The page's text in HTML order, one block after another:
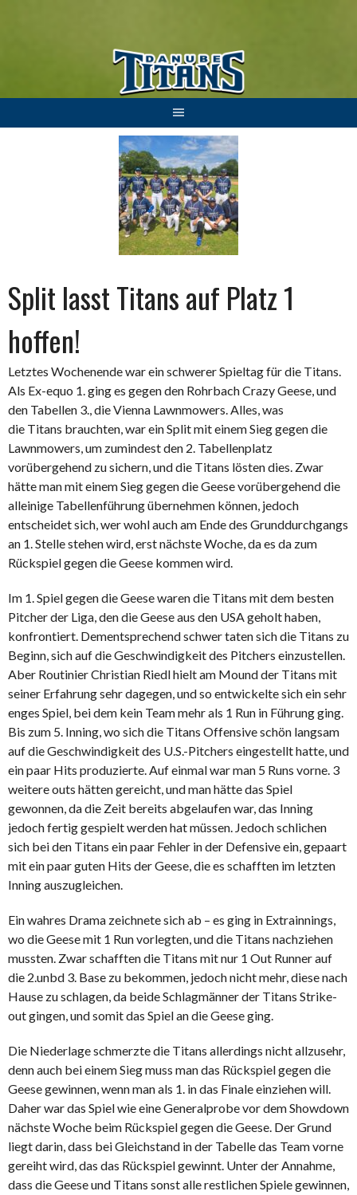
Split lasst Titans auf Platz 1
hoffen!
Letztes Wochenende war ein schwerer Spieltag für die Titans.
Als Ex-equo 1. ging es gegen den Rohrbach Crazy Geese, und
den Tabellen 3., die Vienna Lawnmowers. Alles, was
die Titans brauchten, war ein Split mit einem Sieg gegen die
Lawnmowers, um zumindest den 2. Tabellenplatz
vorübergehend zu sichern, und die Titans lösten dies. Zwar
hätte man mit einem Sieg gegen die Geese vorübergehend die
alleinige Tabellenführung übernehmen können, jedoch
entscheidet sich, wer wohl auch am Ende des Grunddurchgangs
an 1. Stelle stehen wird, erst nächste Woche, da es da zum
Rückspiel gegen die Geese kommen wird.
Im 1. Spiel gegen die Geese waren die Titans mit dem besten
Pitcher der Liga, den die Geese aus den USA geholt haben,
konfrontiert. Dementsprechend schwer taten sich die Titans zu
Beginn, sich auf die Geschwindigkeit des Pitchers einzustellen.
Aber Routinier Christian Riedl hielt am Mound der Titans mit
seiner Erfahrung sehr dagegen, und so entwickelte sich ein sehr
enges Spiel, bei dem kein Team mehr als 1 Run in Führung ging.
Bis zum 5. Inning, wo sich die Titans Offensive schön langsam
auf die Geschwindigkeit des U.S.-Pitchers eingestellt hatte, und
ein paar Hits produzierte. Auf einmal war man 5 Runs vorne. 3
weitere outs hätten gereicht, und man hätte das Spiel
gewonnen, da die Zeit bereits abgelaufen war, das Inning
jedoch fertig gespielt werden hat müssen. Jedoch schlichen
sich bei den Titans ein paar Fehler in der Defensive ein, gepaart
mit ein paar guten Hits der Geese, die es schafften im letzten
Inning auszugleichen.
Ein wahres Drama zeichnete sich ab – es ging in Extrainnings,
wo die Geese mit 1 Run vorlegten, und die Titans nachziehen
mussten. Zwar schafften die Titans mit nur 1 Out Runner auf
die 2.unbd 3. Base zu bekommen, jedoch nicht mehr, diese nach
Hause zu schlagen, da beide Schlagmänner der Titans Strike-
out gingen, und somit das Spiel an die Geese ging.
Die Niederlage schmerzte die Titans allerdings nicht allzusehr,
denn auch bei einem Sieg muss man das Rückspiel gegen die
Geese gewinnen, wenn man als 1. in das Finale einziehen will.
Daher war das Spiel wie eine Generalprobe vor dem Showdown
nächste Woche beim Rückspiel gegen die Geese. Der Grund
liegt darin, dass bei Gleichstand in der Tabelle das Team vorne
gereiht wird, das das Rückspiel gewinnt. Unter der Annahme,
dass die Geese und Titans sonst alle restlichen Spiele gewinnen,